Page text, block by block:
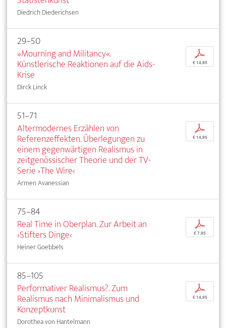
Diedrich Diederichsen
29–50
»Mourning and Militancy«.
Künstlerische Reaktionen auf die Aids-
Krise
Dirck Linck
p
€ 14,95
51–71
Altermodernes Erzählen von
Referenzeffekten. Überlegungen zu
einem gegenwärtigen Realismus in
zeitgenössischer Theorie und der TV-
Serie ›The Wire‹
Armen Avanessian
p
€ 14,95
75–84
Real Time in Oberplan. Zur Arbeit an
›Stifters Dinge‹
Heiner Goebbels
p
€ 7,95
85–105
Performativer Realismus?. Zum
Realismus nach Minimalismus und
Konzeptkunst
Dorothea von Hantelmann
p
€ 14,95